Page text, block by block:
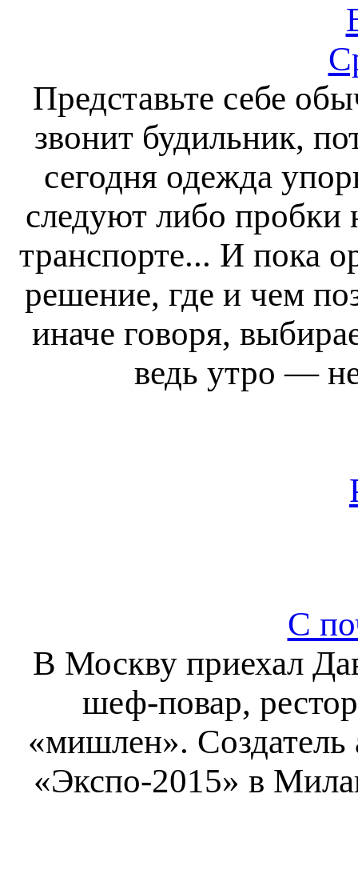
Представьте себе
звонит будильник,
сегодня одежда
следуют либо пробки
транспорте... И пока
решение, где и чем
иначе говоря,
ведь утро —
С
В Москву приехал
шеф-повар,
«мишлен». Создатель
«Экспо-2015» в